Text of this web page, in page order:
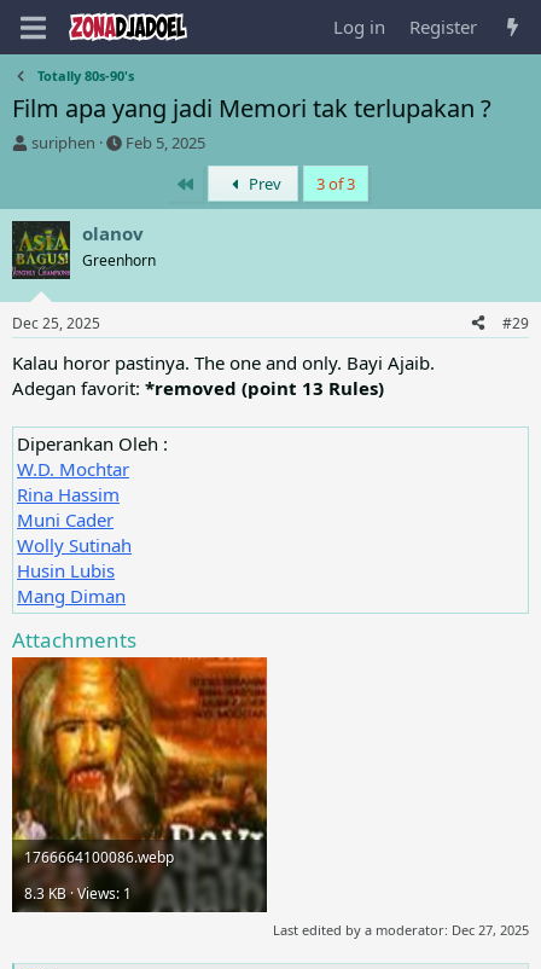
Log in Register
Totally 80s-90's
Film apa yang jadi Memori tak terlupakan ?
T
e
a
d
s
t
a
r
t
e
r
suriphen
S
r
t
d
a
Feb 5, 2025
Prev 3 of 3
olanov
Greenhorn
Dec 25, 2025 #29
Kalau horor pastinya. The one and only. Bayi Ajaib.
Adegan favorit: *removed (point 13 Rules)
Diperankan Oleh :
W.D. Mochtar
Rina Hassim
Muni Cader
Wolly Sutinah
Husin Lubis
Mang Diman
Attachments
1766664100086.webp
8.3 KB · Views: 1
Last edited by a moderator: Dec 27, 2025